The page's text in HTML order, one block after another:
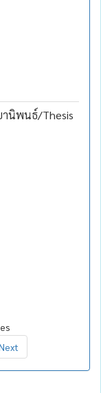
านิพนธ์/Thesis